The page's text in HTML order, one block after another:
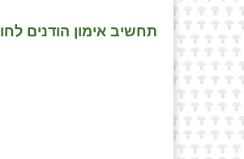
תחשיב אימון הודנים